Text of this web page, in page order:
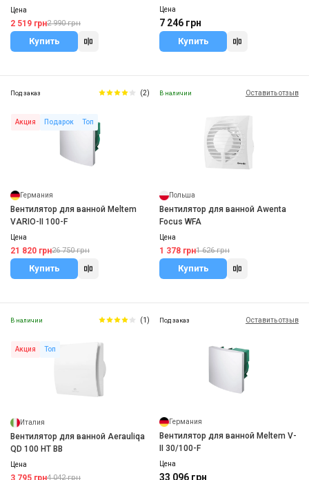
Цена
2 519 грн2 990 грн
Купить
Цена
7 246 грн
Купить
Под заказ (2)
Акция Подарок Топ
Германия
Вентилятор для ванной Meltem
VARIO-II 100-F
Цена
21 820 грн26 750 грн
Купить
В наличии Оставить отзыв
Польша
Вентилятор для ванной Awenta
Focus WFA
Цена
1 378 грн1 626 грн
Купить
В наличии (1)
Акция Топ
Италия
Вентилятор для ванной Aerauliqa
QD 100 HT BB
Цена
3 795 грн4 042 грн
Под заказ Оставить отзыв
Германия
Вентилятор для ванной Meltem V-
II 30/100-F
Цена
33 096 грн